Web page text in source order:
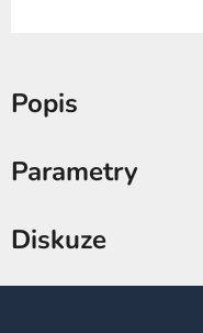
Popis
Parametry
Diskuze